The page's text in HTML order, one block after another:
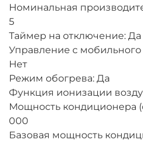
Номинальная
5
Таймер на отключение: Да
Управление c
Нет
Режим обогрева: Да
Функция ионизации
Мощность кондиционера
000
Базовая мощность